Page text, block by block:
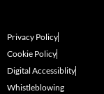
Privacy Policy
Cookie Policy
Digital Accessiblity
Whistleblowing